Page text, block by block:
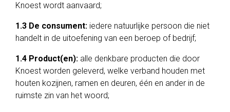
Knoest wordt aanvaard;
1.3 De consument: iedere natuurlijke persoon die niet
handelt in de uitoefening van een beroep of bedrijf;
1.4 Product(en): alle denkbare producten die door
Knoest worden geleverd, welke verband houden met
houten kozijnen, ramen en deuren, één en ander in de
ruimste zin van het woord;